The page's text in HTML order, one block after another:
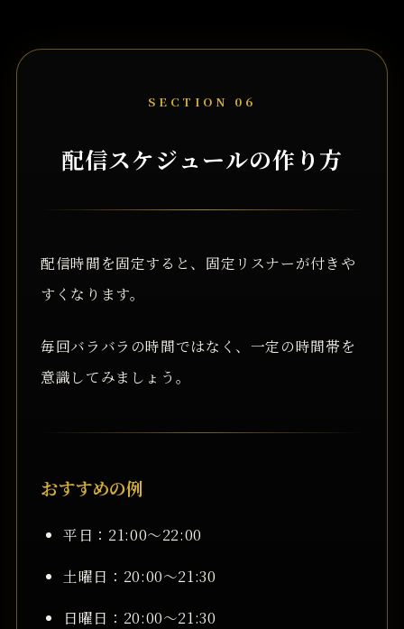
SECTION 06
配信スケジュールの作り方
配信時間を固定すると、固定リスナーが付きや
すくなります。
毎回バラバラの時間ではなく、一定の時間帯を
意識してみましょう。
おすすめの例
平日：21:00〜22:00
土曜日：20:00〜21:30
日曜日：20:00〜21:30